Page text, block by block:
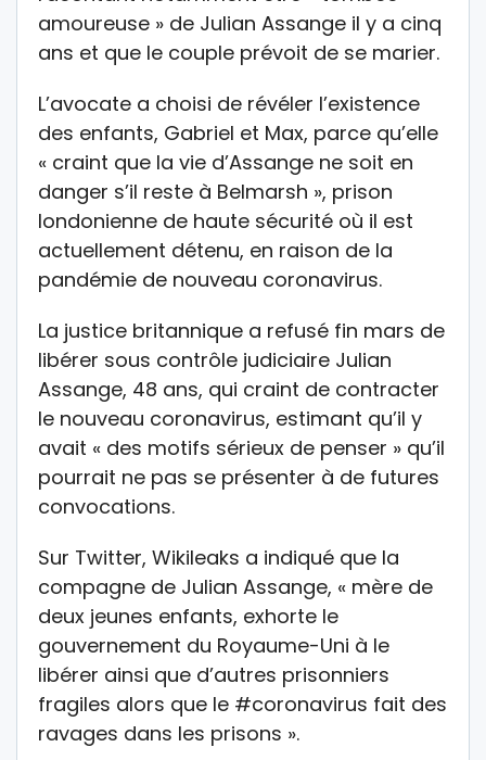
amoureuse » de Julian Assange il y a cinq
ans et que le couple prévoit de se marier.
L’avocate a choisi de révéler l’existence
des enfants, Gabriel et Max, parce qu’elle
« craint que la vie d’Assange ne soit en
danger s’il reste à Belmarsh », prison
londonienne de haute sécurité où il est
actuellement détenu, en raison de la
pandémie de nouveau coronavirus.
La justice britannique a refusé fin mars de
libérer sous contrôle judiciaire Julian
Assange, 48 ans, qui craint de contracter
le nouveau coronavirus, estimant qu’il y
avait « des motifs sérieux de penser » qu’il
pourrait ne pas se présenter à de futures
convocations.
Sur Twitter, Wikileaks a indiqué que la
compagne de Julian Assange, « mère de
deux jeunes enfants, exhorte le
gouvernement du Royaume-Uni à le
libérer ainsi que d’autres prisonniers
fragiles alors que le #coronavirus fait des
ravages dans les prisons ».